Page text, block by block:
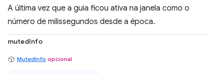
A última vez que a guia ficou ativa na janela como o
número de milissegundos desde a época.
mutedInfo
MutedInfo opcional